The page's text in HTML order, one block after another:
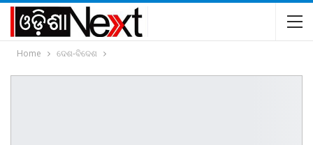
Home ଦେଶ-ବିଦେଶ